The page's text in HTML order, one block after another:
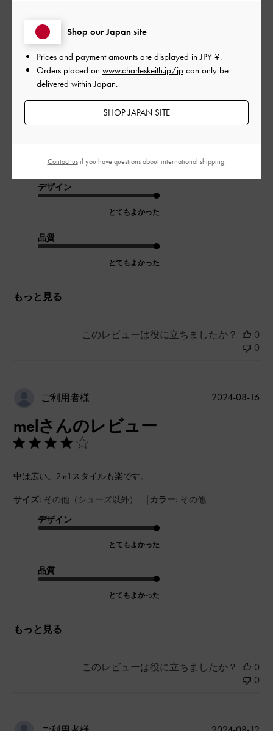
ご利用者様
シンプル可愛い
シンプルで可愛いです。
その他（シューズ以外） |カラー: ブラック系
デザイン
とてもよかった
品質
とてもよかった
もっと見る
このレビューは役に立ちましたか？
0
0
ご利用者様
melさんのレビュー
中は広い。2in1スタイルも楽です。
サイズ: その他（シューズ以外） | カラー: その他
デザイン
とてもよかった
品質
とてもよかった
もっと見る
公
2024-08-16
このレビューは役に立ちましたか？
0
0
Shop our Japan site
Prices and payment amounts are displayed inJPY ¥.
Orders placed on www.charleskeith.jp/jp can only be
delivered within Japan.
SHOP JAPAN SITE
Contact usif you have questions about international shipping.